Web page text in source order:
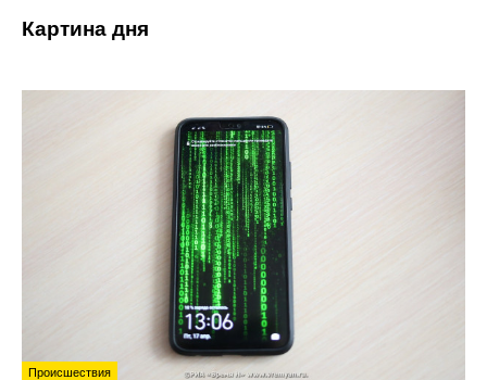
Картина дня
Происшествия